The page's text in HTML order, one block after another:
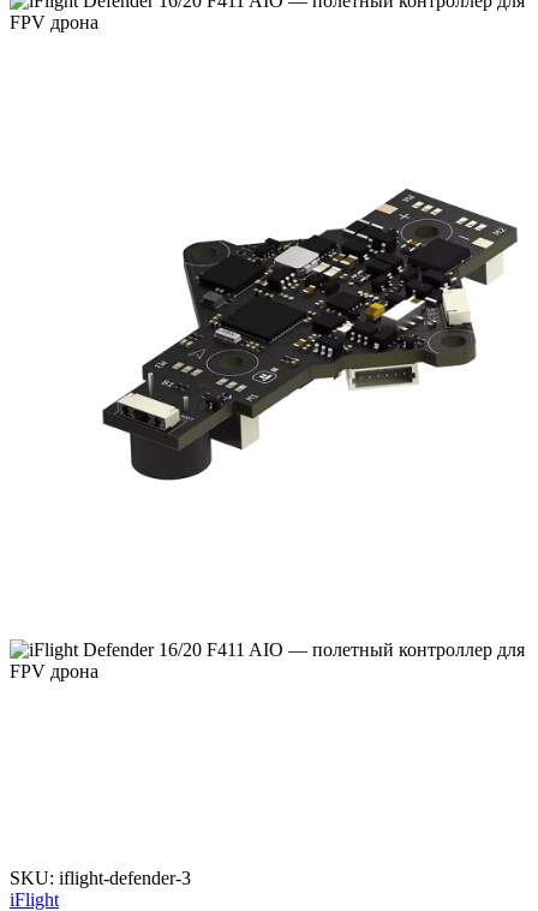
SKU: iflight-defender-3
iFlight